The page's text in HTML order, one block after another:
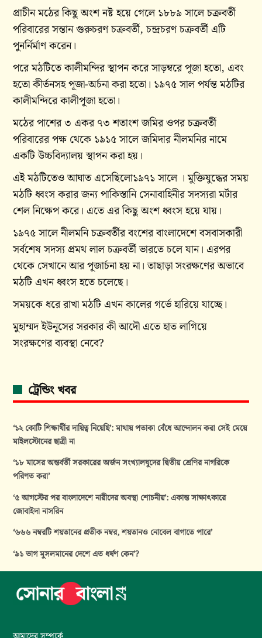
প্রাচীন মঠের কিছু অংশ নষ্ট হয়ে গেলে ১৮৮৯ সালে চক্রবর্তী
পরিবারের সন্তান গুরুচরণ চক্রবর্তী, চন্দ্রচরণ চক্রবর্তী এটি
পুনর্নির্মাণ করেন।
পরে মঠটিতে কালীমন্দির স্থাপন করে সাড়ম্বরে পূজা হতো, এবং
হতো কীর্তনসহ পূজা-অর্চনা করা হতো। ১৯৭৫ সাল পর্যন্ত মঠটির
কালীমন্দিরে কালীপূজা হতো।
মঠের পাশের ৩ একর ৭৩ শতাংশ জমির ওপর চক্রবর্তী
পরিবারের পক্ষ থেকে ১৯১৫ সালে জমিদার নীলমনির নামে
একটি উচ্চবিদ্যালয় স্থাপন করা হয়।
এই মঠটিতেও আঘাত এসেছিলো১৯৭১ সালে । মুক্তিযুদ্ধের সময়
মঠটি ধ্বংস করার জন্য পাকিস্তানি সেনাবাহিনীর সদস্যরা মর্টার
শেল নিক্ষেপ করে। এতে এর কিছু অংশ ধ্বংস হয়ে যায়।
১৯৭৫ সালে নীলমনি চক্রবর্তীর বংশের বাংলাদেশে বসবাসকারী
সর্বশেষ সদস্য প্রমথ লাল চক্রবর্তী ভারতে চলে যান। এরপর
থেকে সেখানে আর পূজার্চনা হয় না। তাছাড়া সংরক্ষণের অভাবে
মঠটি এখন ধ্বংস হতে চলেছে।
সময়কে ধরে রাখা মঠটি এখন কালের গর্ভে হারিয়ে যাচ্ছে।
মুহাম্মদ ইউনূসের সরকার কী আদৌ এতে হাত লাগিয়ে
সংরক্ষণের ব্যবস্থা নেবে?
ট্রেন্ডিং খবর
‘১২ কোটি শিক্ষার্থীর দায়িত্ব নিয়েছি’: মাথায় পতাকা বেঁধে আন্দোলন করা সেই মেয়ে
মাইলস্টোনের ছাত্রী না
‘১৮ মাসের অন্তর্বর্তী সরকারের অর্জন সংখ্যালঘুদের দ্বিতীয় শ্রেণির নাগরিকে
পরিণত করা’
‘৫ আগস্টের পর বাংলাদেশে নারীদের অবস্থা শোচনীয়’: একান্ত সাক্ষাৎকারে
জোবাইদা নাসরিন
‘৬৬৬ নম্বরটি শয়তানের প্রতীক নম্বর, শয়তানও নোবেল বাগাতে পারে’
‘৯১ ভাগ মুসলমানের দেশে এত ধর্ষণ কেন’?